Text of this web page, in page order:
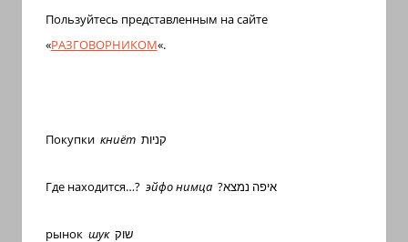
транскрипцией
арамейском.
рецепты
новости
Пользуйтесь представленным на сайте
«РАЗГОВОРНИКОМ«.
Покупки книёт קניות
Где находится…? эйфо нимца ?איפה נמצא
рынок шук שוק